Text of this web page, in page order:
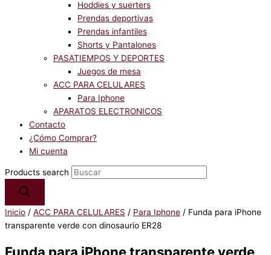
Hoddies y suerters
Prendas deportivas
Prendas infantiles
Shorts y Pantalones
PASATIEMPOS Y DEPORTES
Juegos de mesa
ACC PARA CELULARES
Para Iphone
APARATOS ELECTRONICOS
Contacto
¿Cómo Comprar?
Mi cuenta
Products search
Inicio / ACC PARA CELULARES / Para Iphone / Funda para iPhone
transparente verde con dinosaurio ER28
Funda para iPhone transparente verde